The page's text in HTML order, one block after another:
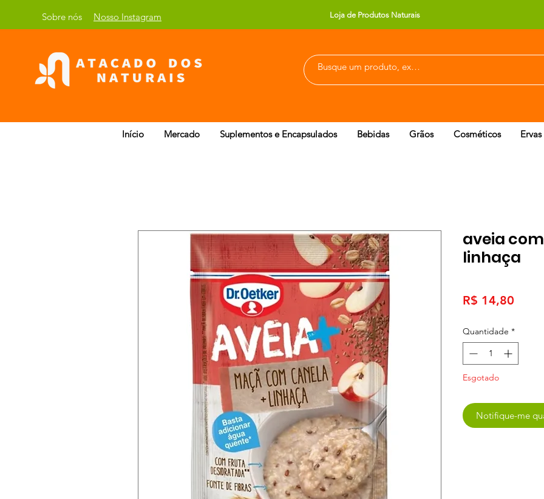
Sobre nós Nosso Instagram Loja de Produtos Naturais
Início Mercado Suplementos e Encapsulados Bebidas Grãos Cosméticos
aveia
linhaça
R$ 14,80
Quantidade *
Esgotado
Notifique-me